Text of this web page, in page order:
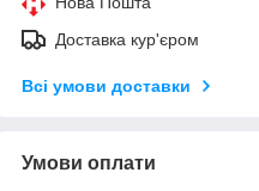
Доставка кур'єром
Всі умови доставки
Умови оплати